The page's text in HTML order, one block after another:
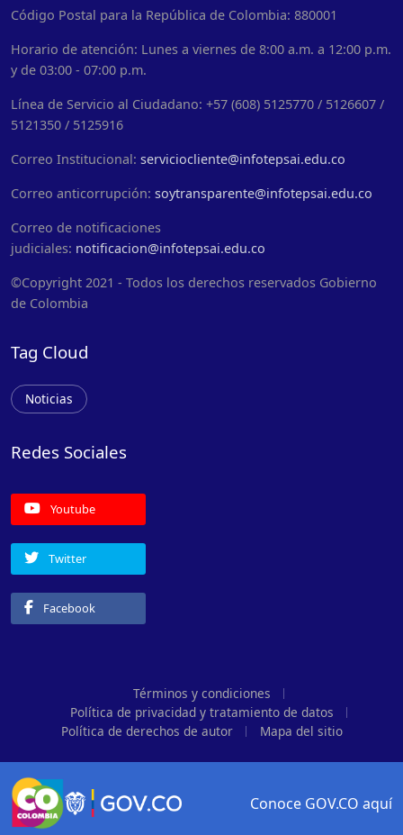
Código Postal para la República de Colombia: 880001
Horario de atención: Lunes a viernes de 8:00 a.m. a 12:00 p.m.
y de 03:00 - 07:00 p.m.
Línea de Servicio al Ciudadano: +57 (608) 5125770 / 5126607 /
5121350 / 5125916
Correo Institucional: serviciocliente@infotepsai.edu.co
Correo anticorrupción: soytransparente@infotepsai.edu.co
Correo de notificaciones
judiciales: notificacion@infotepsai.edu.co
©Copyright 2021 - Todos los derechos reservados Gobierno
de Colombia
Tag Cloud
Noticias
Redes Sociales
Youtube
Twitter
Facebook
Términos y condiciones
Política de privacidad y tratamiento de datos
Política de derechos de autor
Mapa del sitio
Conoce GOV.CO aquí